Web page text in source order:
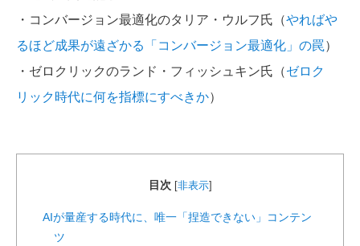
・コンバージョン最適化のタリア・ウルフ氏（やればや
るほど成果が遠ざかる「コンバージョン最適化」の罠 ）
・ゼロクリックのランド・フィッシュキン氏（ゼロク
リック時代に何を指標にすべきか）
目次 [非表示]
AIが量産する時代に、唯一「捏造できない」コンテン
ツ